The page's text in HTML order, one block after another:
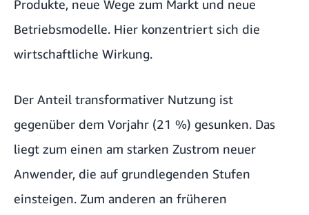
Produkte, neue Wege zum Markt und neue
Betriebsmodelle. Hier konzentriert sich die
wirtschaftliche Wirkung.
Der Anteil transformativer Nutzung ist
gegenüber dem Vorjahr (21 %) gesunken. Das
liegt zum einen am starken Zustrom neuer
Anwender, die auf grundlegenden Stufen
einsteigen. Zum anderen an früheren